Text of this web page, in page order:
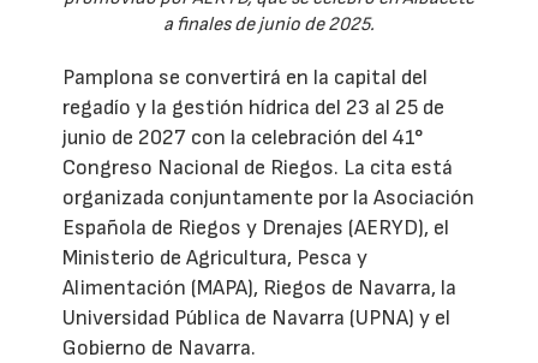
a finales de junio de 2025.
Pamplona se convertirá en la capital del
regadío y la gestión hídrica del 23 al 25 de
junio de 2027 con la celebración del 41°
Congreso Nacional de Riegos. La cita está
organizada conjuntamente por la Asociación
Española de Riegos y Drenajes (AERYD), el
Ministerio de Agricultura, Pesca y
Alimentación (MAPA), Riegos de Navarra, la
Universidad Pública de Navarra (UPNA) y el
Gobierno de Navarra.